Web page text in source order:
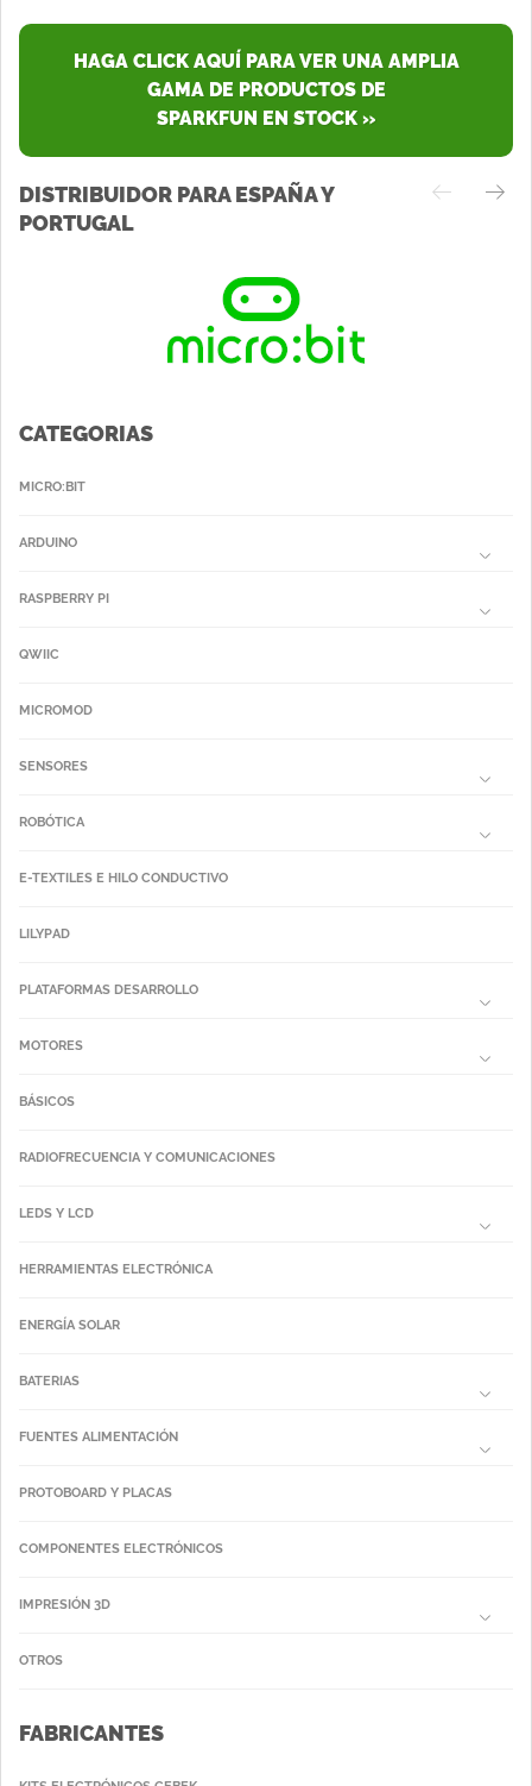
HAGA CLICK AQUÍ PARA VER UNA AMPLIA
GAMA DE PRODUCTOS DE
SPARKFUN EN STOCK »
DISTRIBUIDOR PARA ESPAÑA Y
PORTUGAL
CATEGORIAS
MICRO:BIT
ARDUINO
RASPBERRY PI
QWIIC
MICROMOD
SENSORES
ROBÓTICA
E-TEXTILES E HILO CONDUCTIVO
LILYPAD
PLATAFORMAS DESARROLLO
MOTORES
BÁSICOS
RADIOFRECUENCIA Y COMUNICACIONES
LEDS Y LCD
HERRAMIENTAS ELECTRÓNICA
ENERGÍA SOLAR
BATERIAS
FUENTES ALIMENTACIÓN
PROTOBOARD Y PLACAS
COMPONENTES ELECTRÓNICOS
IMPRESIÓN 3D
OTROS
FABRICANTES